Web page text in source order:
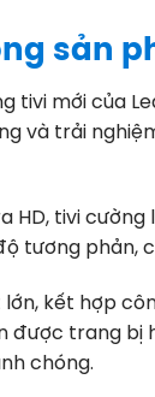
sản
tivi mới của
và trải
HD, tivi
tương phản,
lớn, kết hợp
được trang bị
chóng.